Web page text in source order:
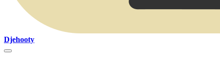
Djehooty